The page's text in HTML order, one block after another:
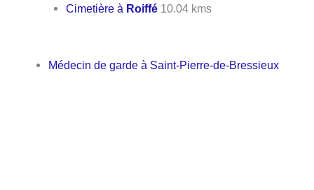
Cimetière à Roiffé 10.04 kms
Médecin de garde à Saint-Pierre-de-Bressieux